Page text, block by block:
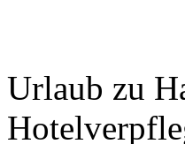
Urlaub zu